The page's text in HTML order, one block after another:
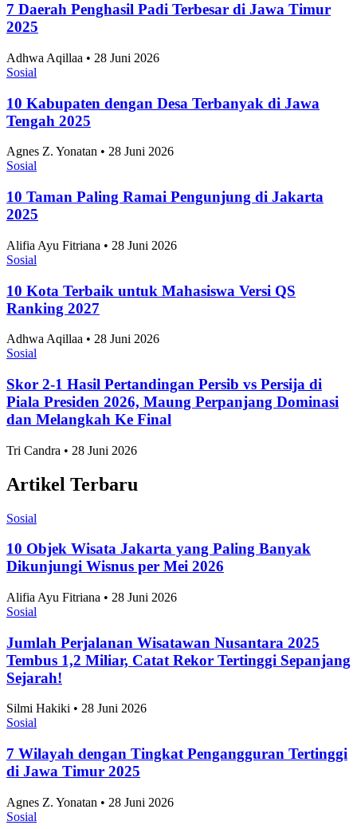
7 Daerah Penghasil Padi Terbesar di Jawa Timur
2025
Adhwa Aqillaa • 28 Juni 2026
Sosial
10 Kabupaten dengan Desa Terbanyak di Jawa
Tengah 2025
Agnes Z. Yonatan • 28 Juni 2026
Sosial
10 Taman Paling Ramai Pengunjung di Jakarta
2025
Alifia Ayu Fitriana • 28 Juni 2026
Sosial
10 Kota Terbaik untuk Mahasiswa Versi QS
Ranking 2027
Adhwa Aqillaa • 28 Juni 2026
Sosial
Skor 2-1 Hasil Pertandingan Persib vs Persija di
Piala Presiden 2026, Maung Perpanjang Dominasi
dan Melangkah Ke Final
Tri Candra • 28 Juni 2026
Artikel Terbaru
Sosial
10 Objek Wisata Jakarta yang Paling Banyak
Dikunjungi Wisnus per Mei 2026
Alifia Ayu Fitriana • 28 Juni 2026
Sosial
Jumlah Perjalanan Wisatawan Nusantara 2025
Tembus 1,2 Miliar, Catat Rekor Tertinggi Sepanjang
Sejarah!
Silmi Hakiki • 28 Juni 2026
Sosial
7 Wilayah dengan Tingkat Pengangguran Tertinggi
di Jawa Timur 2025
Agnes Z. Yonatan • 28 Juni 2026
Sosial